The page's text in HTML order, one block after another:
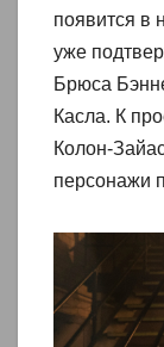
появится в
уже
Брюса
Касла. К
Колон-
персонажи